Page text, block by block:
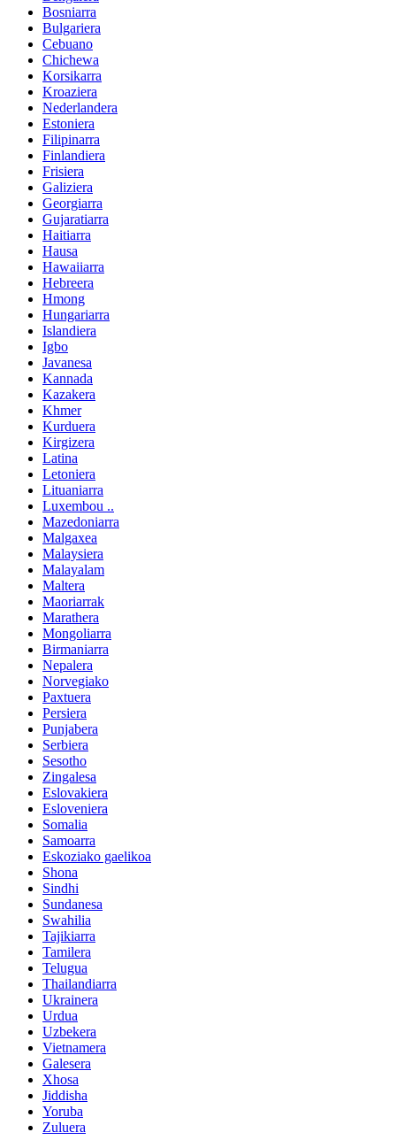
Bosniarra
Bulgariera
Cebuano
Chichewa
Korsikarra
Kroaziera
Nederlandera
Estoniera
Filipinarra
Finlandiera
Frisiera
Galiziera
Georgiarra
Gujaratiarra
Haitiarra
Hausa
Hawaiiarra
Hebreera
Hmong
Hungariarra
Islandiera
Igbo
Javanesa
Kannada
Kazakera
Khmer
Kurduera
Kirgizera
Latina
Letoniera
Lituaniarra
Luxembou ..
Mazedoniarra
Malgaxea
Malaysiera
Malayalam
Maltera
Maoriarrak
Marathera
Mongoliarra
Birmaniarra
Nepalera
Norvegiako
Paxtuera
Persiera
Punjabera
Serbiera
Sesotho
Zingalesa
Eslovakiera
Esloveniera
Somalia
Samoarra
Eskoziako gaelikoa
Shona
Sindhi
Sundanesa
Swahilia
Tajikiarra
Tamilera
Telugua
Thailandiarra
Ukrainera
Urdua
Uzbekera
Vietnamera
Galesera
Xhosa
Jiddisha
Yoruba
Zuluera